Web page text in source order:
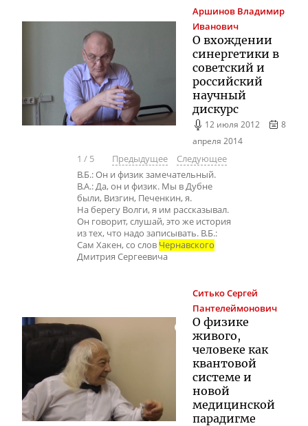
Аршинов Владимир
Иванович
О вхождении
синергетики в
советский и
российский
научный
дискурс
12 июля 2012
8
апреля 2014
1 / 5 Предыдущее
Следующее
В.Б.: Он и физик замечательный.
В.А.: Да, он и физик. Мы в Дубне
были, Визгин, Печенкин, я.
На берегу Волги, я им рассказывал.
Он говорит, слушай, это же история
из тех, что надо записывать. В.Б.:
Сам Хакен, со слов Чернавского
Дмитрия Сергеевича
СитькоСергей
Пантелеймонович
О физике
живого,
человеке как
квантовой
системе и
новой
медицинской
парадигме